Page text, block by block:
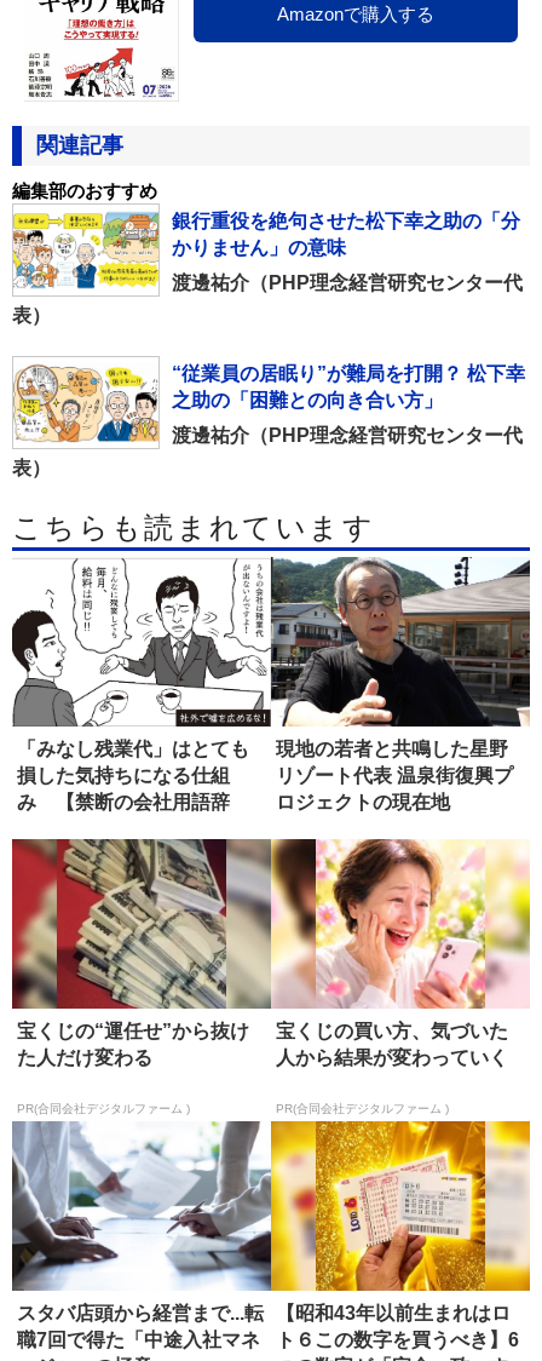
Amazonで購入する
関連記事
編集部のおすすめ
銀行重役を絶句させた松下幸之助の「分
かりません」の意味
渡邊祐介（PHP理念経営研究センター代
表）
“従業員の居眠り”が難局を打開？ 松下幸
之助の「困難との向き合い方」
渡邊祐介（PHP理念経営研究センター代
表）
こちらも読まれています
「みなし残業代」はとても
損した気持ちになる仕組
み 【禁断の会社用語辞
現地の若者と共鳴した星野
リゾート代表 温泉街復興プ
ロジェクトの現在地
宝くじの“運任せ”から抜け
た人だけ変わる
PR(合同会社デジタルファーム )
宝くじの買い方、気づいた
人から結果が変わっていく
PR(合同会社デジタルファーム )
スタバ店頭から経営まで...転
職7回で得た「中途入社マネ
【昭和43年以前生まれはロ
ト６この数字を買うべき】6